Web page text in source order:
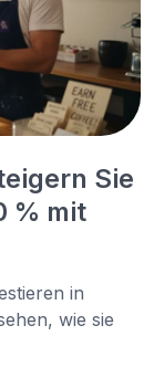
Sie
% mit
in
wie sie